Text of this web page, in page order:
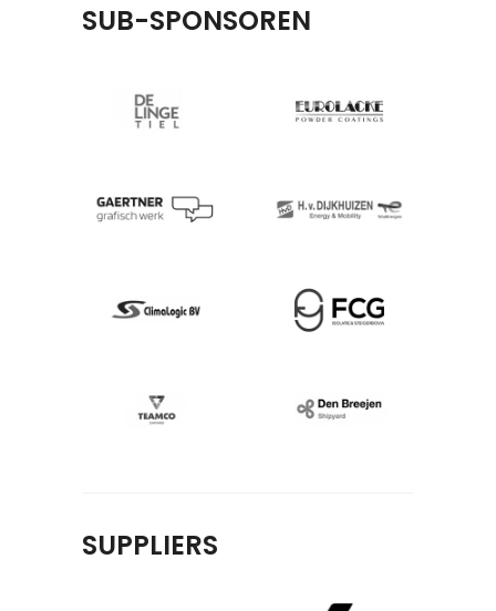
SUB-SPONSOREN
SUPPLIERS